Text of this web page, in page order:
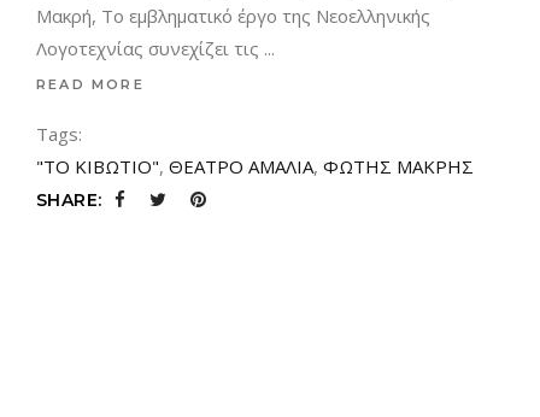
Μακρή, Το εμβληματικό έργο της Νεοελληνικής
Λογοτεχνίας συνεχίζει τις
READ MORE
Tags:
"ΤΟ ΚΙΒΩΤΙΟ", ΘΕΑΤΡΟ ΑΜΑΛΙΑ, ΦΩΤΗΣ ΜΑΚΡΗΣ
SHARE: